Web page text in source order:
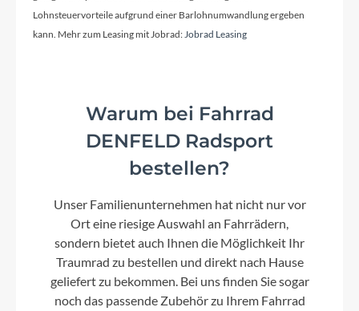
Shimano XT RD-M8100-SGS, ShadowPlus, 12-
Rahmenmaterial
ACID MTB Hybrid Pro, 40T
Kassette
Shimano Deore CS-M6100, 10-51T
Lohnsteuervorteile aufgrund einer Barlohnumwandlung ergeben
kann. Mehr zum Leasing mit Jobrad:Jobrad Leasing
Warum bei Fahrrad
DENFELD Radsport
bestellen?
Unser Familienunternehmen hat nicht nur vor
Ort eine riesige Auswahl an Fahrrädern,
sondern bietet auch Ihnen die Möglichkeit Ihr
Traumrad zu bestellen und direkt nach Hause
geliefert zu bekommen. Bei uns finden Sie sogar
noch das passende Zubehör zu Ihrem Fahrrad